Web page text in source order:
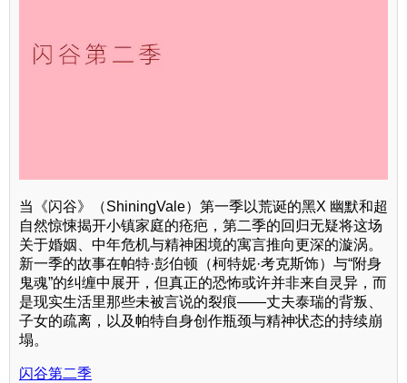
当《闪谷》（ShiningVale）第一季以荒诞的黑X 幽默和超
自然惊悚揭开小镇家庭的疮疤，第二季的回归无疑将这场
关于婚姻、中年危机与精神困境的寓言推向更深的漩涡。
新一季的故事在帕特·彭伯顿（柯特妮·考克斯饰）与“附身
鬼魂”的纠缠中展开，但真正的恐怖或许并非来自灵异，而
是现实生活里那些未被言说的裂痕——丈夫泰瑞的背叛、
子女的疏离，以及帕特自身创作瓶颈与精神状态的持续崩
塌。
闪谷第二季